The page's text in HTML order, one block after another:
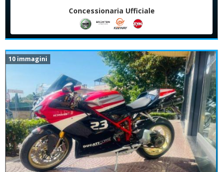
Concessionaria Ufficiale
10 immagini